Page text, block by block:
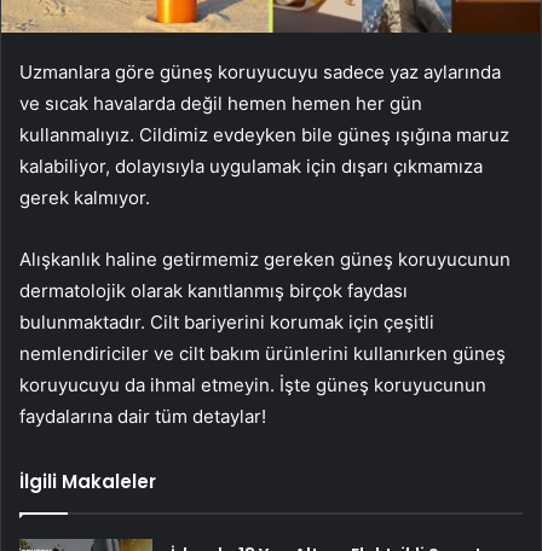
Uzmanlara göre güneş koruyucuyu sadece yaz aylarında
ve sıcak havalarda değil hemen hemen her gün
kullanmalıyız. Cildimiz evdeyken bile güneş ışığına maruz
kalabiliyor, dolayısıyla uygulamak için dışarı çıkmamıza
gerek kalmıyor.
Alışkanlık haline getirmemiz gereken güneş koruyucunun
dermatolojik olarak kanıtlanmış birçok faydası
bulunmaktadır. Cilt bariyerini korumak için çeşitli
nemlendiriciler ve cilt bakım ürünlerini kullanırken güneş
koruyucuyu da ihmal etmeyin. İşte güneş koruyucunun
faydalarına dair tüm detaylar!
İlgili Makaleler